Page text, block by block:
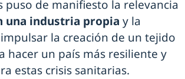
puso de manifiesto la relevancia
una industria propia y la
la creación de un tejido
hacer un país más resiliente y
estas crisis sanitarias.